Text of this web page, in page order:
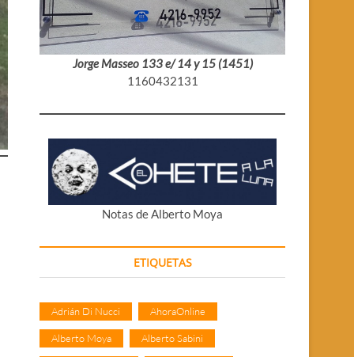
Jorge Masseo 133 e/ 14 y 15 (1451)
1160432131
Notas de Alberto Moya
ETIQUETAS
Adrián Di Nucci AhoraOnline
Alberto Moya Alberto Sabini